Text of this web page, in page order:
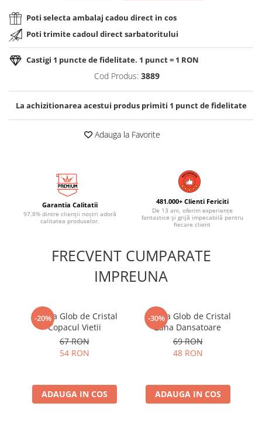
Poti selecta ambalaj cadou direct in cos
Poti trimite cadoul direct sarbatoritului
Castigi 1 puncte de fidelitate. 1 punct = 1 RON
Cod Produs: 3889
La achizitionarea acestui produs primiti 1 punct de fidelitate
Adauga la Favorite
Garantia Calitatii
97.8% dintre clienții noștri adoră
calitatea produselor.
481.000+ Clienti Fericiti
De 13 ani, oferim experiențe
fantastice și grijă impecabilă pentru
fiecare client
FRECVENT CUMPARATE
IMPREUNA
-20%
Lampa Glob de Cristal
Copacul Vietii
67 RON
54 RON
ADAUGA IN COS
-30%
Lampa Glob de Cristal
Zana Dansatoare
69 RON
48 RON
ADAUGA IN COS